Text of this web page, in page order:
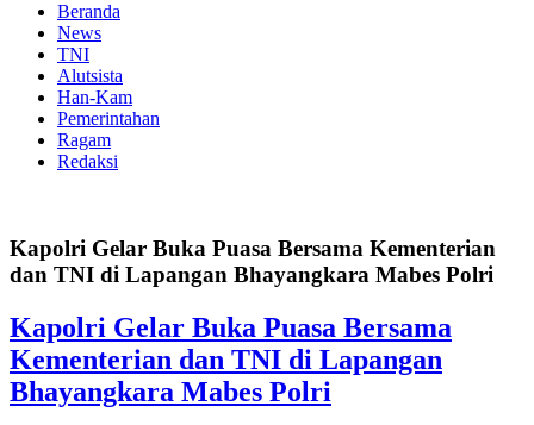
Beranda
News
TNI
Alutsista
Han-Kam
Pemerintahan
Ragam
Redaksi
Kapolri Gelar Buka Puasa Bersama Kementerian
dan TNI di Lapangan Bhayangkara Mabes Polri
Kapolri Gelar Buka Puasa Bersama
Kementerian dan TNI di Lapangan
Bhayangkara Mabes Polri